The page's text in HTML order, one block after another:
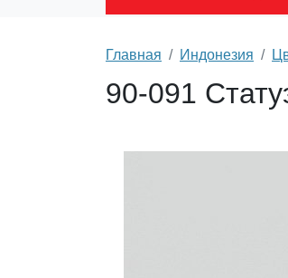
Главная Индонезия
90-091